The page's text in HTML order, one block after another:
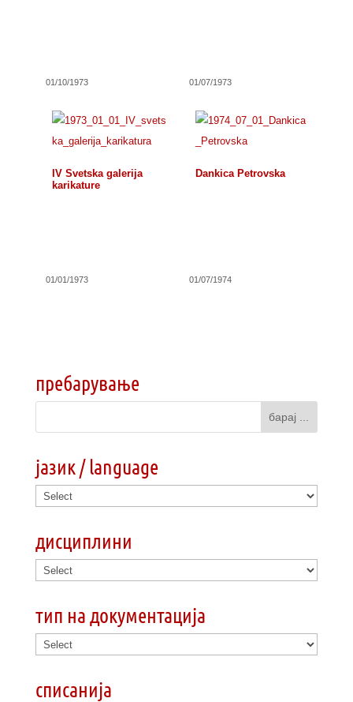
01/10/1973 01/07/1973
IV Svetska galerija
karikature
01/01/1973
Dankica Petrovska
01/07/1974
пребарување
јазик / language
дисциплини
тип на документација
списанија